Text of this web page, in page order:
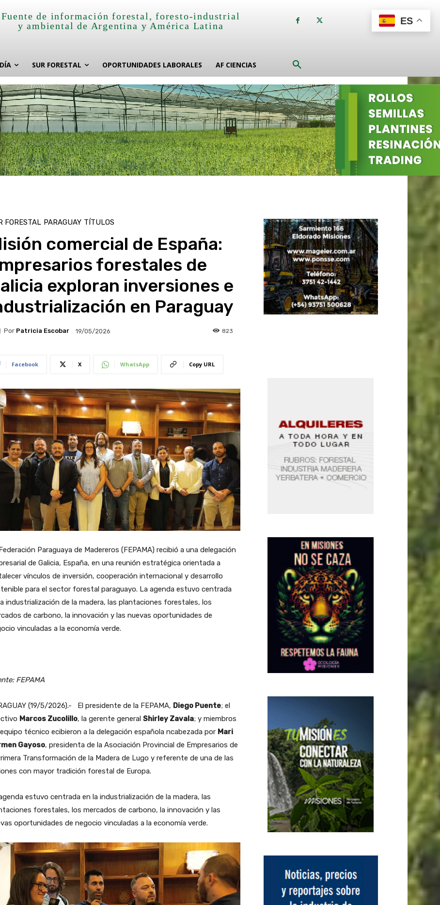
Fuente de información forestal, foresto-industrial
y ambiental de Argentina y América Latina
SUR FORESTAL OPORTUNIDADES LABORALES AF CIENCIAS
FORESTAL PARAGUAY TÍTULOS
comercial de España:
forestales de
exploran inversiones e
en Paraguay
Por Patricia Escobar 19/05/2026 823
Facebook X WhatsApp Copy URL
Paraguaya de Madereros (FEPAMA) recibió a una delegación
de Galicia, España, en una reunión estratégica orientada a
vínculos de inversión, cooperación internacional y desarrollo
para el sector forestal paraguayo. La agenda estuvo centrada
industrialización de la madera, las plantaciones forestales, los
de carbono, la innovación y las nuevas oportunidades de
vinculadas a la economía verde.
FEPAMA
(19/5/2026).- El presidente de la FEPAMA, Diego Puente; el
Marcos Zucolillo, la gerente general Shirley Zavala; y miembros
técnico ecibieron a la delegación española ncabezada por Mari
Gayoso, presidenta de la Asociación Provincial de Empresarios de
Transformación de la Madera de Lugo y referente de una de las
con mayor tradición forestal de Europa.
estuvo centrada en la industrialización de la madera, las
forestales, los mercados de carbono, la innovación y las
oportunidades de negocio vinculadas a la economía verde.
ES